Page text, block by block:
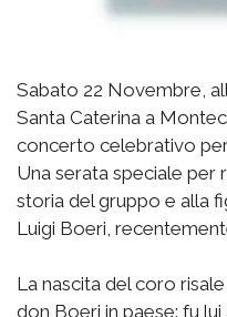
Sabato 22 Novembre,
Santa Caterina a
concerto celebrativo
Una serata speciale per
storia del gruppo e alla
Luigi Boeri,
La nascita del coro
don Boeri in paese: fu